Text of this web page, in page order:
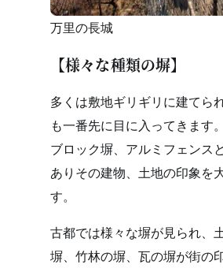
万里の長城
【様々な種類の塀】
多くは敷地ギリギリに建てら
も一番先に目に入ってきます
ブロック塀、アルミフェンス
ありその建物、土地の印象を
す。
古都では様々な塀が見られ、
塀、竹林の塀、瓦の塀が街の